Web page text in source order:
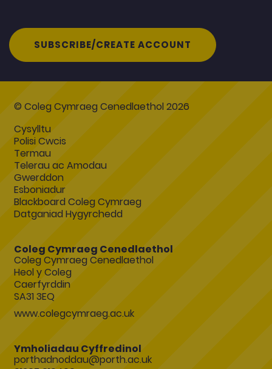
SUBSCRIBE/CREATE ACCOUNT
© Coleg Cymraeg Cenedlaethol 2026
Cysylltu
Polisi Cwcis
Termau
Telerau ac Amodau
Gwerddon
Esboniadur
Blackboard Coleg Cymraeg
Datganiad Hygyrchedd
Coleg Cymraeg Cenedlaethol
Coleg Cymraeg Cenedlaethol
Heol y Coleg
Caerfyrddin
SA31 3EQ
www.colegcymraeg.ac.uk
Ymholiadau Cyffredinol
porthadnoddau@porth.ac.uk